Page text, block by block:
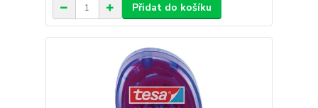
Přidat do košíku